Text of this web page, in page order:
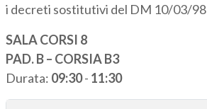
i decreti sostitutivi del DM 10/03/98
SALA CORSI 8
PAD. B – CORSIA B3
Durata: 09:30- 11:30